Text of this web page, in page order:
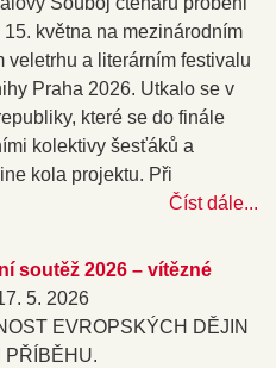
15. května na mezinárodním
veletrhu a literárním festivalu
Praha 2026. Utkalo se v
které se do finále
kolektivy šesťáků a
kola projektu. Při
Číst dále...
soutěž 2026 – vítězné
5. 2026
EVROPSKÝCH DĚJIN
PŘÍBĚHU.